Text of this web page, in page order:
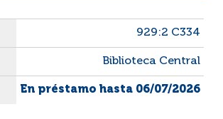
929:2 C334
Biblioteca Central
En préstamo hasta 06/07/2026